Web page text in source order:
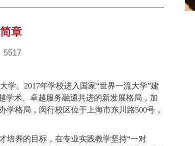
章
5517
学。2017年学校进入国家“世界一流大学”建
学术、卓越服务融通共进的新发展格局，加
格局，闵行校区位于上海市东川路500号，
培养的目标，在专业实践教学坚持“一对